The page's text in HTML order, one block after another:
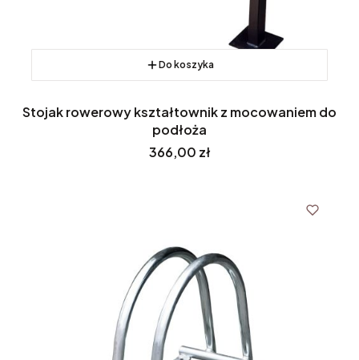
Do koszyka
Stojak rowerowy kształtownik z mocowaniem do
podłoża
Cena
366,00 zł